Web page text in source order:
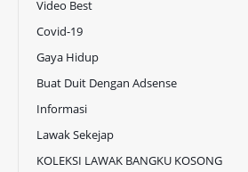
Video Best
Covid-19
Gaya Hidup
Buat Duit Dengan Adsense
Informasi
Lawak Sekejap
KOLEKSI LAWAK BANGKU KOSONG